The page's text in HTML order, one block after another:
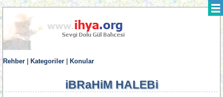
Rehber Kategoriler Konular
iBRaHiM HALEBi